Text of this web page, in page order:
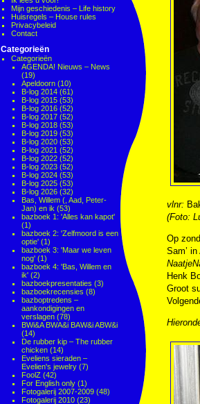
Mijn geschiedenis – Life history
Huisregels – House rules
Privacybeleid
Contact
Categorieën
Categorieën
AGENDA! Nieuws – News
(19)
Apeldoorn (10)
B-log 2014 (61)
B-log 2015 (53)
B-log 2016 (52)
B-log 2017 (52)
B-log 2018 (53)
B-log 2019 (53)
B-log 2020 (53)
B-log 2021 (52)
B-log 2022 (52)
B-log 2023 (52)
B-log 2024 (53)
B-log 2025 (53)
B-log 2026 (32)
Bas, Willem (, Aad, Peter-
Jan) en ik (53)
bazboek 1: 'Alles kan kapot'
(1)
bazboek 2: 'Zelfmoord is een
optie' (1)
bazboek 3: 'Maar we leven
nog' (1)
bazboek 4: 'Bas, Willem en
ik' (2)
bazboekpresentaties (3)
bazboekrecensies (8)
bazboptredens –
aankondigingen en
verslagen (78)
BWi&A BWA&i BAW&i ABW&i
(14)
De rubber kip – The rubber
chicken (14)
Eveliens sieraden –
Evelien's jewelry (7)
FoolZ (42)
For English only (1)
Fotogalerij 2007-2009 (48)
Fotogalerij 2010 (23)
vlnr:
(Foto:
Op
Sam’
Henk
Groot